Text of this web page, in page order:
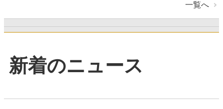
一覧へ
新着のニュース